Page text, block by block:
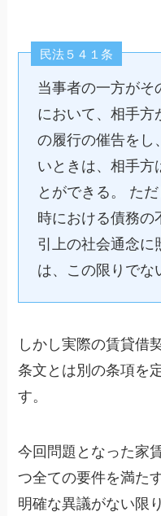
民法５４１条
当事者の一方がそ
において、相手方
の履行の催告をし
いときは、相手方
とができる。 た
時における債務の
引上の社会通念に
は、この限りでな
しかし実際の賃貸借
条文とは別の条項を
す。
今回問題となった家
つ全ての要件を満た
明確な異議がない限